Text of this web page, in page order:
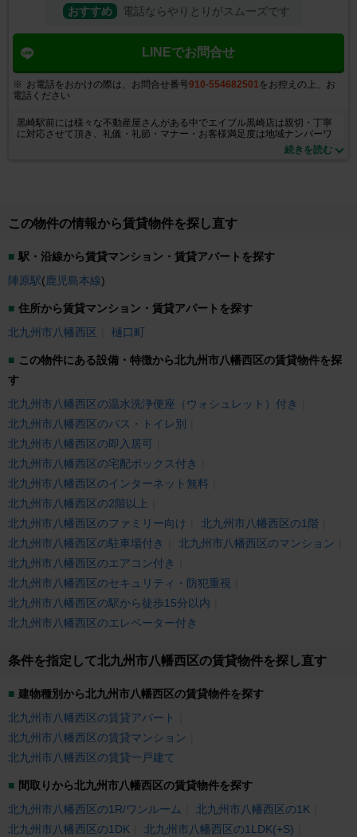
おすすめ 電話ならやりとりがスムーズです
LINEでお問合せ
お電話をおかけの際は、お問合せ番号910-554682501 をお控えの上、お
電話ください
黒崎駅前には様々な不動産屋さんがある中でエイブル黒崎店は親切・丁寧
に対応させて頂き、礼儀・礼節・マナー・お客様満足度は地域ナンバーワ
ンを目指しております。お気軽にご来店くださいませ。取扱い物件も豊富
に取り揃えております。小さなご質問からでも大丈夫！お気軽にお問合せ
続きを読む
この物件の情報から賃貸物件を探し直す
駅・沿線から賃貸マンション・賃貸アパートを探す
陣原駅(鹿児島本線)
住所から賃貸マンション・賃貸アパートを探す
北九州市八幡西区
樋口町
この物件にある設備・特徴から北九州市八幡西区の賃貸物件を探
す
北九州市八幡西区の温水洗浄便座（ウォシュレット）付き
北九州市八幡西区のバス・トイレ別
北九州市八幡西区の即入居可
北九州市八幡西区の宅配ボックス付き
北九州市八幡西区のインターネット無料
北九州市八幡西区の2階以上
北九州市八幡西区のファミリー向け
北九州市八幡西区の1階
北九州市八幡西区の駐車場付き
北九州市八幡西区のマンション
北九州市八幡西区のエアコン付き
北九州市八幡西区のセキュリティ・防犯重視
北九州市八幡西区の駅から徒歩15分以内
北九州市八幡西区のエレベーター付き
条件を指定して北九州市八幡西区の賃貸物件を探し直す
建物種別から北九州市八幡西区の賃貸物件を探す
北九州市八幡西区の賃貸アパート
北九州市八幡西区の賃貸マンション
北九州市八幡西区の賃貸一戸建て
間取りから北九州市八幡西区の賃貸物件を探す
北九州市八幡西区の1R/ワンルーム
北九州市八幡西区の1K
北九州市八幡西区の1DK
北九州市八幡西区の1LDK(+S)